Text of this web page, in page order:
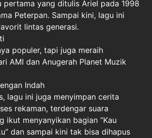
pertama yang ditulis Ariel pada 1998
Peterpan. Sampai kini, lagu ini
lintas generasi.
populer, tapi juga meraih
AMI dan Anugerah Planet Muzik
Indah
lagu ini juga menyimpan cerita
rekaman, terdengar suara
ikut menyanyikan bagian “Kau
dan sampai kini tak bisa dihapus